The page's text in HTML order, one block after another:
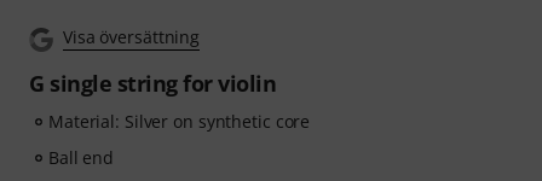
Visa översättning
G single string for violin
Material: Silver on synthetic core
Ball end